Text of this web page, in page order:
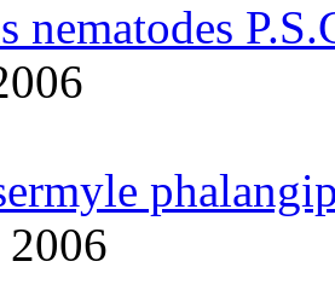
nematodes